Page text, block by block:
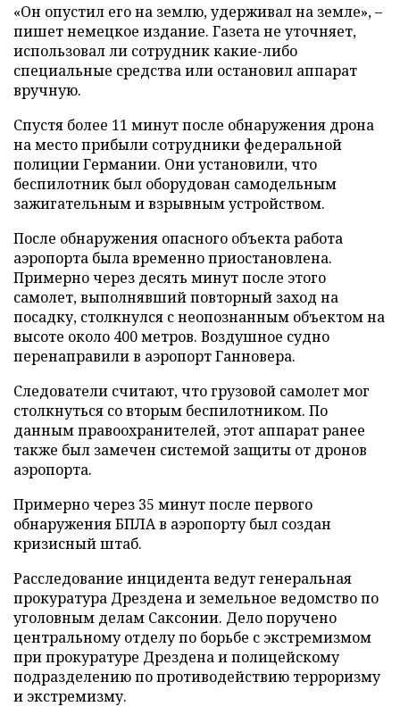
«Он опустил его на землю, удерживал на земле», –
пишет немецкое издание. Газета не уточняет,
использовал ли сотрудник какие-либо
специальные средства или остановил аппарат
вручную.
Спустя более 11 минут после обнаружения дрона
на место прибыли сотрудники федеральной
полиции Германии. Они установили, что
беспилотник был оборудован самодельным
зажигательным и взрывным устройством.
После обнаружения опасного объекта работа
аэропорта была временно приостановлена.
Примерно через десять минут после этого
самолет, выполнявший повторный заход на
посадку, столкнулся с неопознанным объектом на
высоте около 400 метров. Воздушное судно
перенаправили в аэропорт Ганновера.
Следователи считают, что грузовой самолет мог
столкнуться со вторым беспилотником. По
данным правоохранителей, этот аппарат ранее
также был замечен системой защиты от дронов
аэропорта.
Примерно через 35 минут после первого
обнаружения БПЛА в аэропорту был создан
кризисный штаб.
Расследование инцидента ведут генеральная
прокуратура Дрездена и земельное ведомство по
уголовным делам Саксонии. Дело поручено
центральному отделу по борьбе с экстремизмом
при прокуратуре Дрездена и полицейскому
подразделению по противодействию терроризму
и экстремизму.